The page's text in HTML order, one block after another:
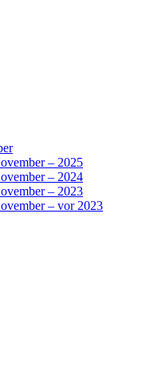
– 2025
– 2024
– 2023
– vor 2023